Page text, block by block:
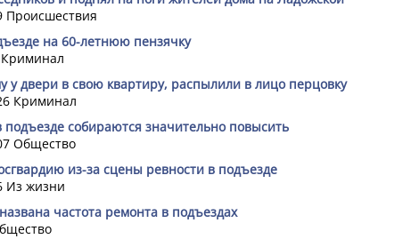
Происшествия
на 60-летнюю пензячку
Криминал
у двери в свою квартиру, распылили в лицо перцовку
Криминал
собираются значительно повысить
Общество
из-за сцены ревности в подъезде
Из жизни
частота ремонта в подъездах